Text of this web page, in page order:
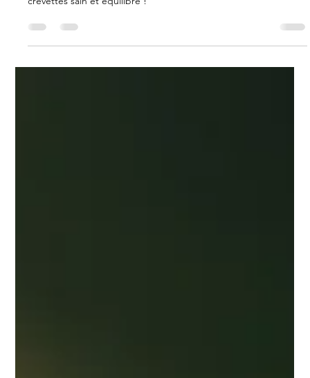
crevettes sain et équilibré !